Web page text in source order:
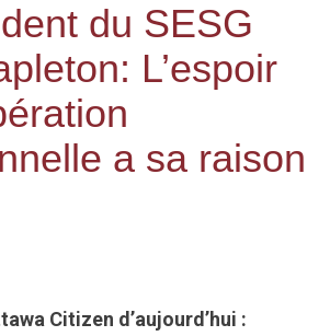
du SESG
L’espoir
a sa raison
Citizen d’aujourd’hui :